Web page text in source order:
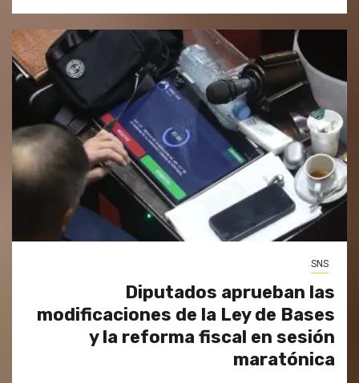
SNS
Diputados aprueban las
modificaciones de la Ley de Bases
y la reforma fiscal en sesión
maratónica